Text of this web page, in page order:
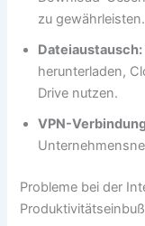
zu gewährleisten.
Dateiaustausch:
herunterladen,
Drive nutzen.
VPN-
Probleme bei der